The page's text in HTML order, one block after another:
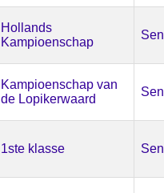
Hollands
Kampioenschap
Kampioenschap van
de Lopikerwaard
1ste klasse